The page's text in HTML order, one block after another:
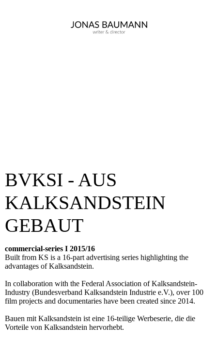
BVKSI - AUS
KALKSANDSTEIN
GEBAUT
commercial-series I 2015/16
Built from KS is a 16-part advertising series highlighting the
advantages of Kalksandstein.
In collaboration with the Federal Association of Kalksandstein-
Industry (Bundesverband Kalksandstein Industrie e.V.), over 100
film projects and documentaries have been created since 2014.
Bauen mit Kalksandstein ist eine 16-teilige Werbeserie, die die
Vorteile von Kalksandstein hervorhebt.